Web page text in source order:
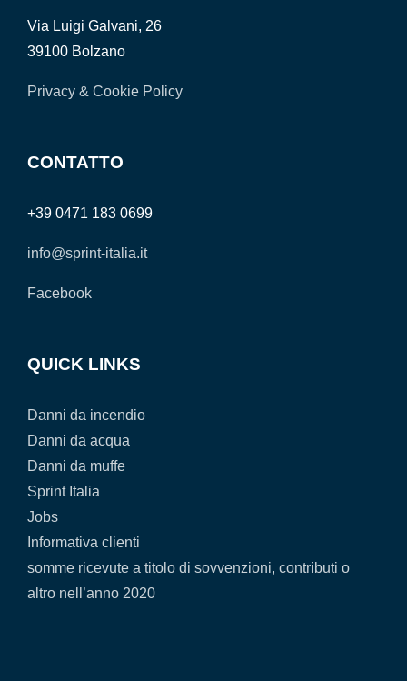
Via Luigi Galvani, 26
39100 Bolzano
Privacy & Cookie Policy
CONTATTO
+39 0471 183 0699
info@sprint-italia.it
Facebook
QUICK LINKS
Danni da incendio
Danni da acqua
Danni da muffe
Sprint Italia
Jobs
Informativa clienti
somme ricevute a titolo di sovvenzioni, contributi o
altro nell’anno 2020